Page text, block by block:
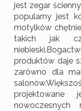
jest zegar
popularny jest
motylków
takich jak
produktów daje
zarówno dla